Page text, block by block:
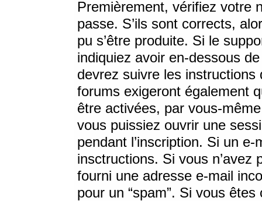
Premièrement, vérifiez votre
passe. S’ils sont corrects,
pu s’être produite. Si le
indiquiez avoir en-dessous
devrez suivre les
forums exigeront également
être activées, par vous-
vous puissiez ouvrir une
pendant l’inscription. Si un
insctructions. Si vous n’avez
fourni une adresse e-mail
pour un “spam”. Si vous